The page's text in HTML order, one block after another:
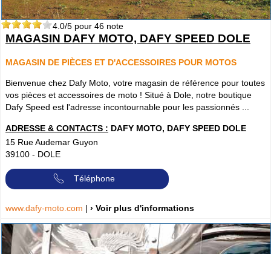
4.0/5 pour 46 note
MAGASIN DAFY MOTO, DAFY SPEED DOLE
MAGASIN DE PIÈCES ET D'ACCESSOIRES POUR MOTOS
Bienvenue chez Dafy Moto, votre magasin de référence pour toutes
vos pièces et accessoires de moto ! Situé à Dole, notre boutique
Dafy Speed est l'adresse incontournable pour les passionnés ...
ADRESSE & CONTACTS : DAFY MOTO, DAFY SPEED DOLE
15 Rue Audemar Guyon
39100 - DOLE
Téléphone
www.dafy-moto.com | › Voir plus d'informations